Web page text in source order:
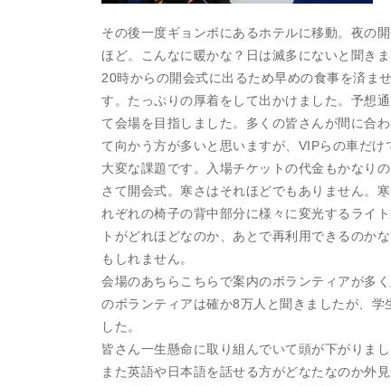
その後一度ギョンボにあるホテルに移動。夜の
ほど。こんなに暖かな？日は滅多にないと聞き
20時からの開会式に出るため早めの食事を済ま
す。たっぷりの厚着をして出かけました。予想
て会場を目指しました。多くの皆さんが間に合
て向かう方が多いと思いますが、VIPらの車だ
大変な課題です。入場チケットの代金もかなり
さて開会式。寒さはそれほどでもありません。
れぞれの椅子の背中部分に様々に変光するライ
トがどれほどなのか、あとで再利用できるのか
もしれません。
会場のあちらこちらで案内のボランティアが多
のボランティアは確か8万人と聞きましたが、
した。
皆さん一生懸命に取り組んでいて頭が下がりま
また英語や日本語を話せる方がどなたなのか外